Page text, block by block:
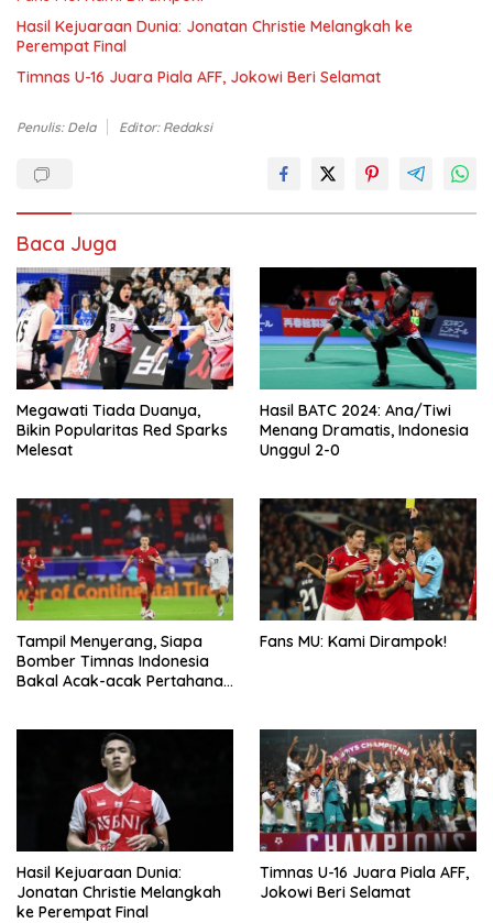
Hasil Kejuaraan Dunia: Jonatan Christie Melangkah ke
Perempat Final
Timnas U-16 Juara Piala AFF, Jokowi Beri Selamat
Penulis: Dela Editor: Redaksi
Baca Juga
Megawati Tiada Duanya,
Bikin Popularitas Red Sparks
Melesat
Hasil BATC 2024: Ana/Tiwi
Menang Dramatis, Indonesia
Unggul 2-0
Tampil Menyerang, Siapa
Bomber Timnas Indonesia
Bakal Acak-acak Pertahanan
Fans MU: Kami Dirampok!
Hasil Kejuaraan Dunia:
Jonatan Christie Melangkah
ke Perempat Final
Timnas U-16 Juara Piala AFF,
Jokowi Beri Selamat